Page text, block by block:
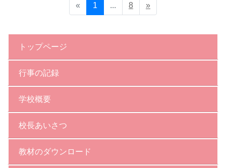
トップページ
行事の記録
学校概要
校長あいさつ
教材のダウンロード
« 1 ... 8 »